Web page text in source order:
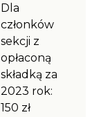
Dla
członków
sekcji z
opłaconą
składką za
2023 rok:
150 zł